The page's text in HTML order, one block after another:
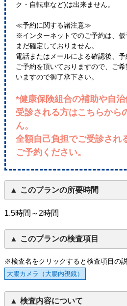
ク・自転車など)は出来ません。
≪予約に関する諸注意≫
※インターネットでのご予約は、
まだ確定しておりません。
電話またはメールによる確認後、
ご予約を頂いておりますので、ご
いますので御了承下さい。
*健康保険組合の補助や自
受診される方はこちらから
ん。
全額自己負担でご受診され
ご予約ください。
このプランの所要時間
1.5時間～2時間
このプランの検査項目
※検査名をクリックすると検査項目の
大腸カメラ（大腸内視鏡）
検査内容について